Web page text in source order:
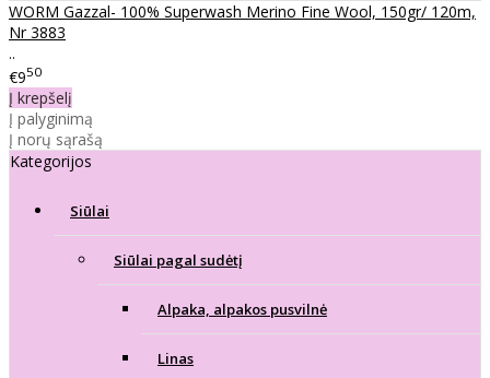
WORM Gazzal- 100% Superwash Merino Fine Wool, 150gr/ 120m,
Nr 3883
..
€950
Į krepšelį
Į palyginimą
Į norų sąrašą
Kategorijos
Siūlai
Siūlai pagal sudėtį
Alpaka, alpakos pusvilnė
Linas